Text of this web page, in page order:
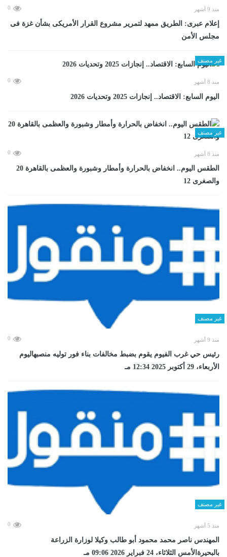
منذ 9 أشهر 0
إعلام عبرى: الطريق ممهد لتمرير مشروع القرار الأمريكى بشأن غزة فى
مجلس الأمن
غير مصنف
منذ 8 أشهر 0
اليوم السابع: الاقتصاد.. إنجازات 2025 وتحديات 2026
غير مصنف
منذ 8 أشهر 0
الطقس اليوم.. انخفاض بالحرارة وأمطار وشبورة والعظمى بالقاهرة 20
والصغرى 12
غير مصنف
منذ 9 أشهر 0
رئيس حي غرب الفيوم يقوم بضبط مخالفات بناء فور توليه منصبهاليوم
الأربعاء، 29 أكتوبر 2025 12:34 مـ
غير مصنف
منذ 5 أشهر 0
المهندس ناصر محمد محمود أبو طالب وكيلا لوزارة الزراعة
بالبحيرةالأمس الثلاثاء، 24 فبراير 2026 09:06 مـ